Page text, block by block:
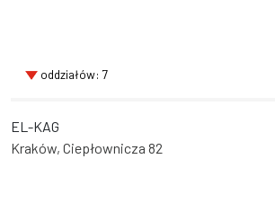
oddziałów: 7
EL-KAG
Kraków, Ciepłownicza 82